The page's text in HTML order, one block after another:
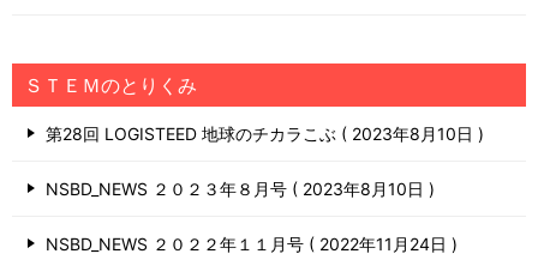
ＳＴＥＭのとりくみ
第28回 LOGISTEED 地球のチカラこぶ 2023年8月10日
NSBD_NEWS ２０２３年８月号 2023年8月10日
NSBD_NEWS ２０２２年１１月号 2022年11月24日